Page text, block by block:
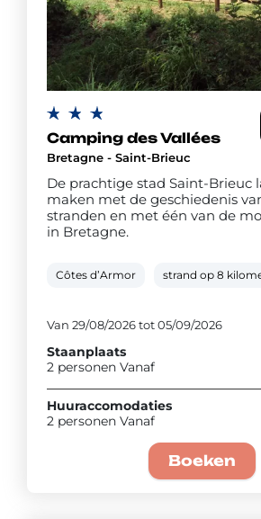
Camping des Vallées
Bretagne - Saint-Brieuc
De prachtige stad Saint-Brieuc
maken met de geschiedenis
stranden en met één van de
in Bretagne.
Côtes d’Armor strand op 8
Van 29/08/2026 tot 05/09/2026
Staanplaats
2 personen Vanaf
Huuraccomodaties
2 personen Vanaf
Boeken